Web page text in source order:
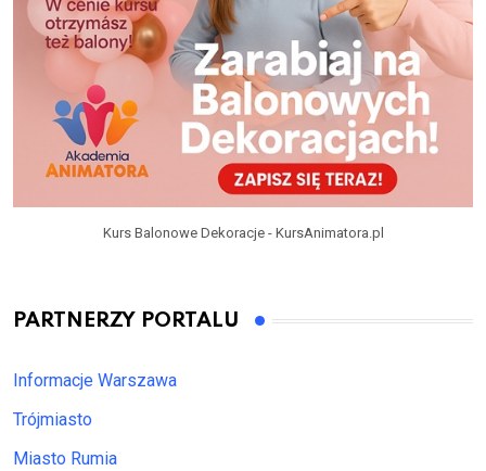
Kurs Balonowe Dekoracje - KursAnimatora.pl
PARTNERZY PORTALU
Informacje Warszawa
Trójmiasto
Miasto Rumia